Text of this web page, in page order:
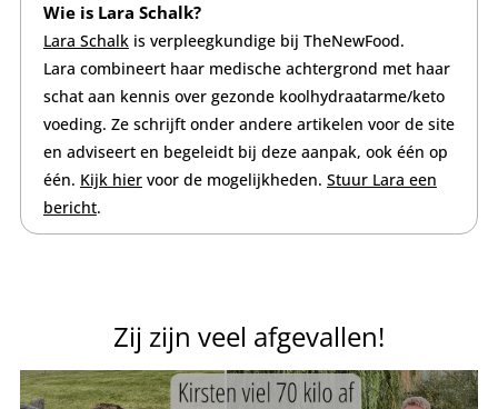
Wie is Lara Schalk?
Lara Schalkis verpleegkundige bij TheNewFood.
Lara combineert haar medische achtergrond met haar
schat aan kennis over gezonde koolhydraatarme/keto
voeding. Ze schrijft onder andere artikelen voor de site
en adviseert en begeleidt bij deze aanpak, ook één op
één. Kijk hiervoor de mogelijkheden. Stuur Lara een
bericht.
Zij zijn veel afgevallen!